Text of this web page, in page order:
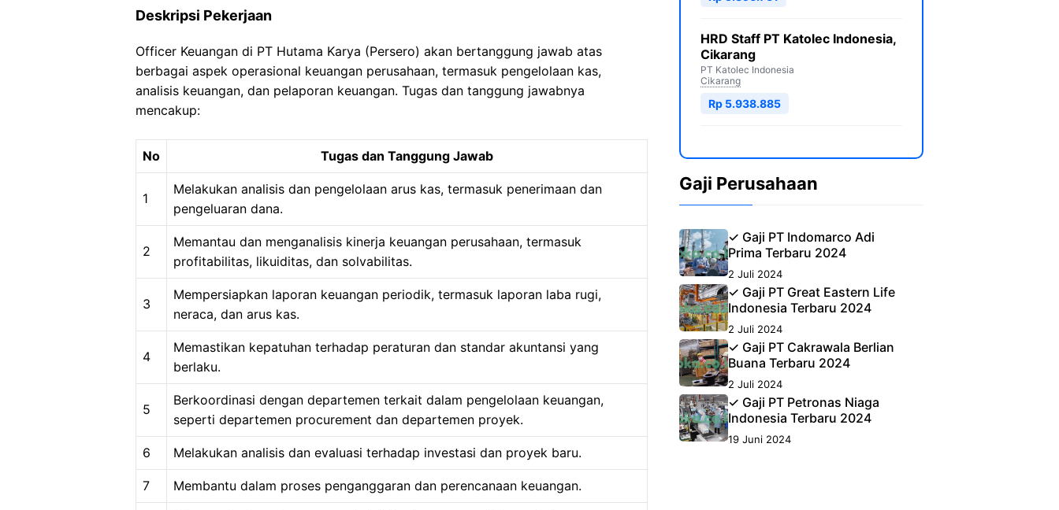
Deskripsi Pekerjaan
Officer Keuangan di PT Hutama Karya (Persero) akan bertanggung jawab atas
berbagai aspek operasional keuangan perusahaan, termasuk pengelolaan kas,
analisis keuangan, dan pelaporan keuangan. Tugas dan tanggung jawabnya
mencakup:
No Tugas dan Tanggung Jawab
1
Melakukan analisis dan pengelolaan arus kas, termasuk penerimaan dan
pengeluaran dana.
2
Memantau dan menganalisis kinerja keuangan perusahaan, termasuk
profitabilitas, likuiditas, dan solvabilitas.
3
Mempersiapkan laporan keuangan periodik, termasuk laporan laba rugi,
neraca, dan arus kas.
4
Memastikan kepatuhan terhadap peraturan dan standar akuntansi yang
berlaku.
5
Berkoordinasi dengan departemen terkait dalam pengelolaan keuangan,
seperti departemen procurement dan departemen proyek.
6 Melakukan analisis dan evaluasi terhadap investasi dan proyek baru.
7 Membantu dalam proses penganggaran dan perencanaan keuangan.
HRD Staff PT Katolec Indonesia,
Cikarang
PT Katolec Indonesia
Cikarang
Rp 5.938.885
Gaji Perusahaan
✓ Gaji PT Indomarco Adi
Prima Terbaru 2024
2 Juli 2024
✓ Gaji PT Great Eastern Life
Indonesia Terbaru 2024
2 Juli 2024
✓ Gaji PT Cakrawala Berlian
Buana Terbaru 2024
2 Juli 2024
✓ Gaji PT Petronas Niaga
Indonesia Terbaru 2024
19 Juni 2024